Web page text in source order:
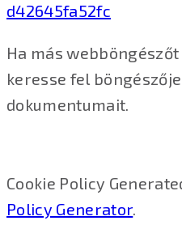
d42645fa52fc
Ha más
keresse fel
dokumentumait.
Cookie Policy
Policy Generator.